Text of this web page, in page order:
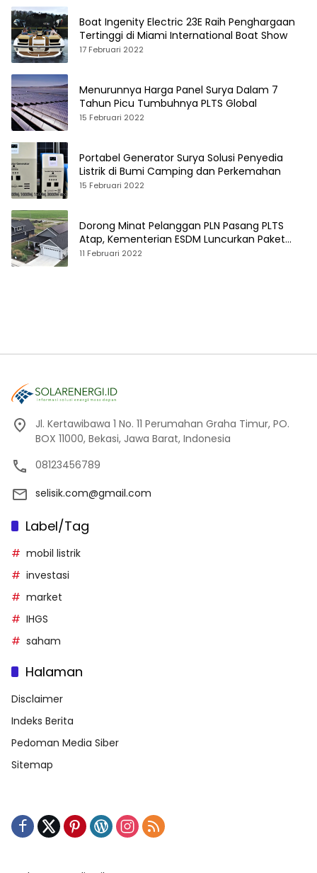
Boat Ingenity Electric 23E Raih Penghargaan
Tertinggi di Miami International Boat Show
17 Februari 2022
Menurunnya Harga Panel Surya Dalam 7
Tahun Picu Tumbuhnya PLTS Global
15 Februari 2022
Portabel Generator Surya Solusi Penyedia
Listrik di Bumi Camping dan Perkemahan
15 Februari 2022
Dorong Minat Pelanggan PLN Pasang PLTS
Atap, Kementerian ESDM Luncurkan Paket
Hibah SEF
11 Februari 2022
Jl. Kertawibawa 1 No. 11 Perumahan Graha Timur, PO.
BOX 11000, Bekasi, Jawa Barat, Indonesia
08123456789
selisik.com@gmail.com
Label/Tag
mobil listrik
investasi
market
IHGS
saham
Halaman
Disclaimer
Indeks Berita
Pedoman Media Siber
Sitemap